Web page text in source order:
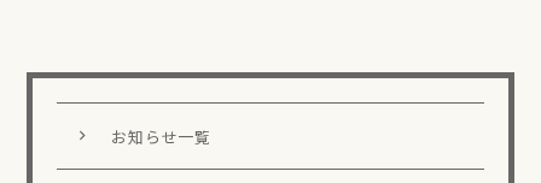
お知らせ一覧